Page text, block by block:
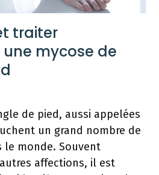
traiter
mycose de
de pied, aussi appelées
un grand nombre de
le monde. Souvent
affections, il est